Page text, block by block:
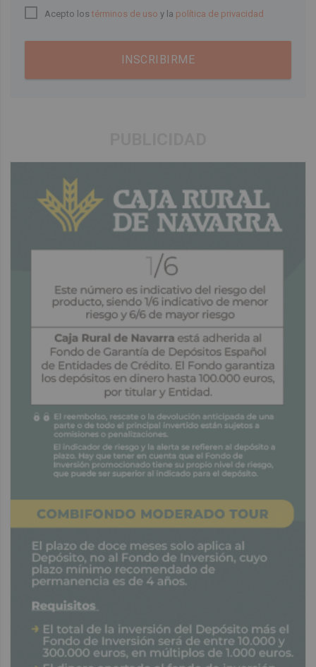
Acepto lostérminos de uso y la política de privacidad
INSCRIBIRME